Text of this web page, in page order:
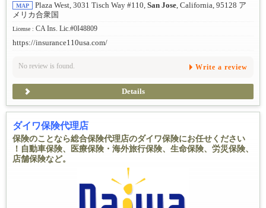
MAP Plaza West, 3031 Tisch Way #110, San Jose, California, 95128 ア
メリカ合衆国
License : CA Ins. Lic.#0I48809
https://insurance110usa.com/
No review is found. Write a review
Details
ダイワ保険代理店
保険のことなら総合保険代理店のダイワ保険にお任せください
！自動車保険、医療保険・海外旅行保険、生命保険、労災保険、
店舗保険など。